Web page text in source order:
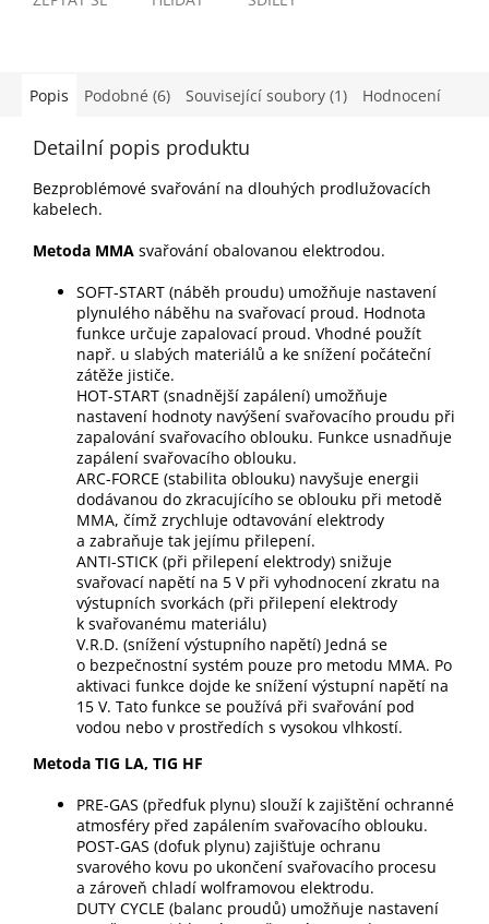
Popis Podobné (6) Související soubory (1) Hodnocení
Detailní popis produktu
Bezproblémové svařování na dlouhých prodlužovacích
kabelech.
Metoda MMA svařování obalovanou elektrodou.
SOFT-START (náběh proudu) umožňuje nastavení
plynulého náběhu na svařovací proud. Hodnota
funkce určuje zapalovací proud. Vhodné použít
např. u slabých materiálů a ke snížení počáteční
zátěže jističe.
HOT-START (snadnější zapálení) umožňuje
nastavení hodnoty navýšení svařovacího proudu při
zapalování svařovacího oblouku. Funkce usnadňuje
zapálení svařovacího oblouku.
ARC-FORCE (stabilita oblouku) navyšuje energii
dodávanou do zkracujícího se oblouku při metodě
MMA, čímž zrychluje odtavování elektrody
a zabraňuje tak jejímu přilepení.
ANTI-STICK (při přilepení elektrody) snižuje
svařovací napětí na 5 V při vyhodnocení zkratu na
výstupních svorkách (při přilepení elektrody
k svařovanému materiálu)
V.R.D. (snížení výstupního napětí) Jedná se
o bezpečnostní systém pouze pro metodu MMA. Po
aktivaci funkce dojde ke snížení výstupní napětí na
15 V. Tato funkce se používá při svařování pod
vodou nebo v prostředích s vysokou vlhkostí.
Metoda TIG LA, TIG HF
PRE-GAS (předfuk plynu) slouží k zajištění ochranné
atmosféry před zapálením svařovacího oblouku.
POST-GAS (dofuk plynu) zajišťuje ochranu
svarového kovu po ukončení svařovacího procesu
a zároveň chladí wolframovou elektrodu.
DUTY CYCLE (balanc proudů) umožňuje nastavení